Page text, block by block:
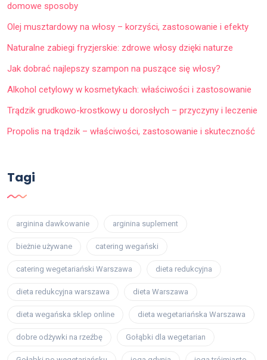
domowe sposoby
Olej musztardowy na włosy – korzyści, zastosowanie i efekty
Naturalne zabiegi fryzjerskie: zdrowe włosy dzięki naturze
Jak dobrać najlepszy szampon na puszące się włosy?
Alkohol cetylowy w kosmetykach: właściwości i zastosowanie
Trądzik grudkowo-krostkowy u dorosłych – przyczyny i leczenie
Propolis na trądzik – właściwości, zastosowanie i skuteczność
Tagi
arginina dawkowanie arginina suplement
bieżnie używane catering wegański
catering wegetariański Warszawa dieta redukcyjna
dieta redukcyjna warszawa dieta Warszawa
dieta wegańska sklep online dieta wegetariańska Warszawa
dobre odżywki na rzeźbę Gołąbki dla wegetarian